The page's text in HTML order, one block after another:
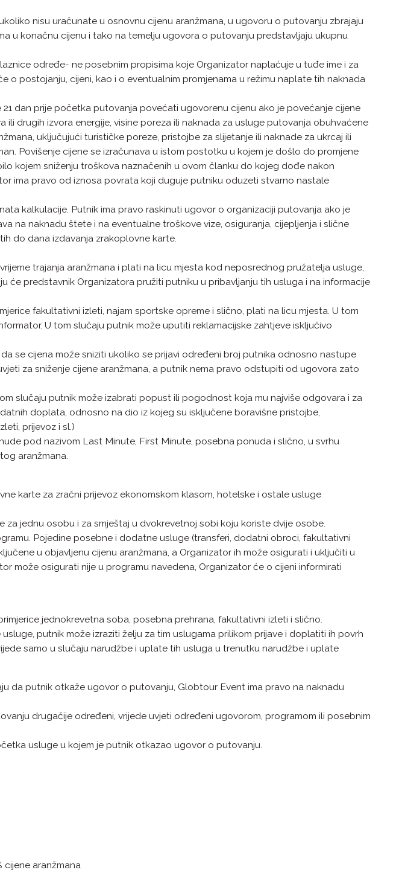
nisu uračunate u osnovnu cijenu aranžmana, u ugovoru o putovanju zbrajaju
u konačnu cijenu i tako na temelju ugovora o putovanju predstavljaju ukupnu
određe- ne posebnim propisima koje Organizator naplaćuje u tuđe ime i za
o postojanju, cijeni, kao i o eventualnim promjenama u režimu naplate tih naknada
dan prije početka putovanja povećati ugovorenu cijenu ako je povećanje cijene
drugih izvora energije, visine poreza ili naknada za usluge putovanja obuhvaćene
uključujući turističke poreze, pristojbe za slijetanje ili naknade za ukrcaj ili
Povišenje cijene se izračunava u istom postotku u kojem je došlo do promjene
kojem sniženju troškova naznačenih u ovom članku do kojeg dođe nakon
ima pravo od iznosa povrata koji duguje putniku oduzeti stvarno nastale
kalkulacije. Putnik ima pravo raskinuti ugovor o organizaciji putovanja ako je
na naknadu štete i na eventualne troškove vize, osiguranja, cijepljenja i slične
do dana izdavanja zrakoplovne karte.
trajanja aranžmana i plati na licu mjesta kod neposrednog pružatelja usluge,
predstavnik Organizatora pružiti putniku u pribavljanju tih usluga i na informacije
fakultativni izleti, najam sportske opreme i slično, plati na licu mjesta. U tom
U tom slučaju putnik može uputiti reklamacijske zahtjeve isključivo
se cijena može sniziti ukoliko se prijavi određeni broj putnika odnosno nastupe
za sniženje cijene aranžmana, a putnik nema pravo odstupiti od ugovora zato
slučaju putnik može izabrati popust ili pogodnost koja mu najviše odgovara i za
doplata, odnosno na dio iz kojeg su isključene boravišne pristojbe,
prijevoz i sl.)
pod nazivom Last Minute, First Minute, posebna ponuda i slično, u svrhu
aranžmana.
karte za zračni prijevoz ekonomskom klasom, hotelske i ostale usluge
jednu osobu i za smještaj u dvokrevetnoj sobi koju koriste dvije osobe.
Pojedine posebne i dodatne usluge (transferi, dodatni obroci, fakultativni
u objavljenu cijenu aranžmana, a Organizator ih može osigurati i uključiti u
može osigurati nije u programu navedena, Organizator će o cijeni informirati
jednokrevetna soba, posebna prehrana, fakultativni izleti i slično.
putnik može izraziti želju za tim uslugama prilikom prijave i doplatiti ih povrh
samo u slučaju narudžbe i uplate tih usluga u trenutku narudžbe i uplate
da putnik otkaže ugovor o putovanju, Globtour Event ima pravo na naknadu
drugačije određeni, vrijede uvjeti određeni ugovorom, programom ili posebnim
usluge u kojem je putnik otkazao ugovor o putovanju.
cijene aranžmana